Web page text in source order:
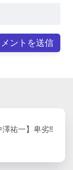
澤祐一】卑劣‼︎